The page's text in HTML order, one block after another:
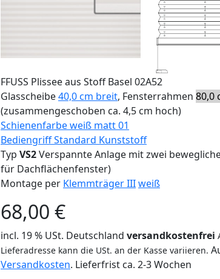
FFUSS Plissee aus Stoff Basel 02A52
Glasscheibe40,0 cm breit, Fensterrahmen 80,0
(zusammengeschoben ca. 4,5 cm hoch)
Schienenfarbe weiß matt 01
Bediengriff Standard Kunststoff
Typ VS2Verspannte Anlage mit zwei
für Dachflächenfenster)
Montage per Klemmträger IIIweiß
68,00 €
incl. 19 % USt. Deutschland versandkostenfrei
Lieferadresse kann die USt. an der Kasse variieren.
Versandkosten. Lieferfrist ca. 2-3 Wochen